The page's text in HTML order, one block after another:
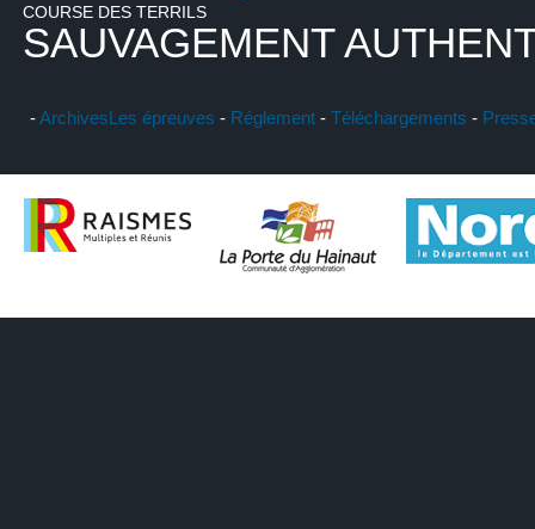
COURSE DES TERRILS
SAUVAGEMENT
-ArchivesLes épreuves - Réglement - Téléchargements -